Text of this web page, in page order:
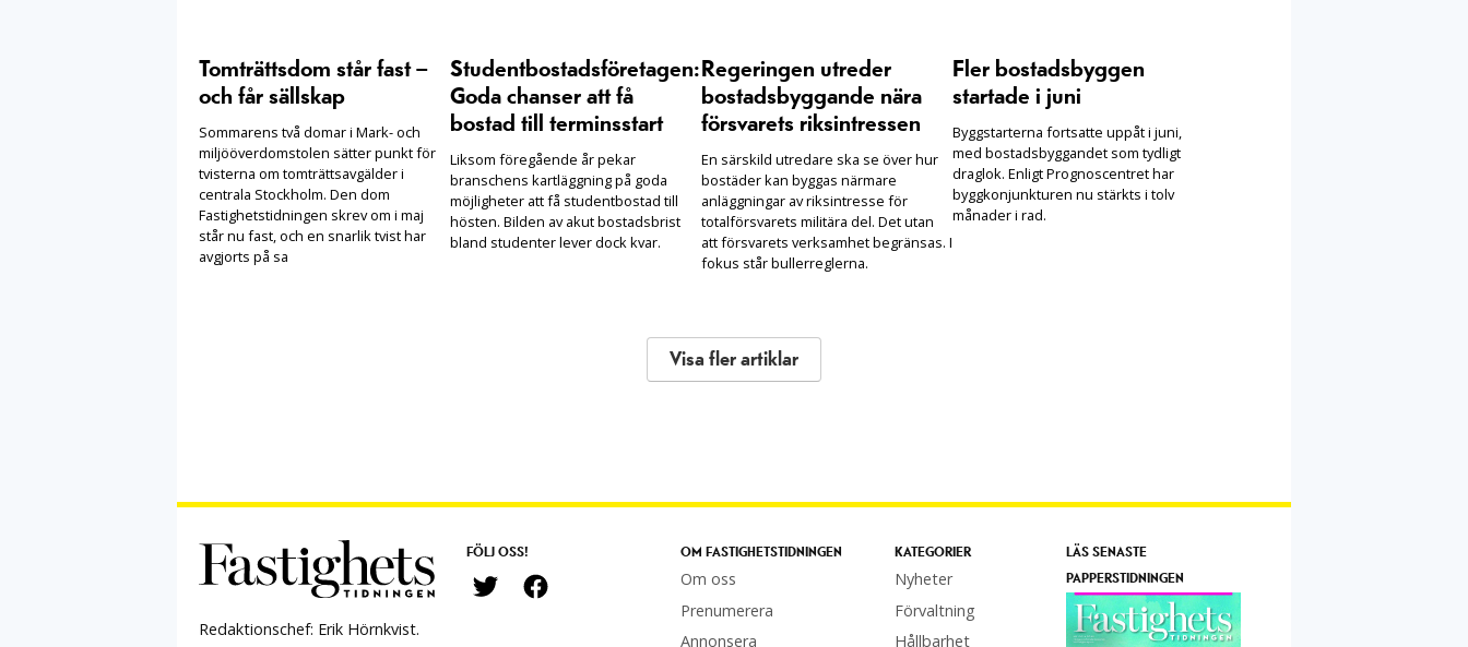
Tomträttsdom står fast –
och får sällskap
Sommarens två domar i Mark- och
miljööverdomstolen sätter punkt för
tvisterna om tomträttsavgälder i
centrala Stockholm. Den dom
Fastighetstidningen skrev om i maj
står nu fast, och en snarlik tvist har
avgjorts på sa
Studentbostadsföretagen:
Goda chanser att få
bostad till terminsstart
Liksom föregående år pekar
branschens kartläggning på goda
möjligheter att få studentbostad till
hösten. Bilden av akut bostadsbrist
bland studenter lever dock kvar.
Regeringen utreder
bostadsbyggande nära
försvarets riksintressen
En särskild utredare ska se över hur
bostäder kan byggas närmare
anläggningar av riksintresse för
totalförsvarets militära del. Det utan
att försvarets verksamhet begränsas. I
fokus står bullerreglerna.
Fler bostadsbyggen
startade i juni
Byggstarterna fortsatte uppåt i juni,
med bostadsbyggandet som tydligt
draglok. Enligt Prognoscentret har
byggkonjunkturen nu stärkts i tolv
månader i rad.
Visa fler artiklar
Redaktionschef: Erik Hörnkvist.
FÖLJ OSS! OM FASTIGHETSTIDNINGEN
Om oss
Prenumerera
Annonsera
KATEGORIER
Nyheter
Förvaltning
Hållbarhet
LÄS SENASTE
PAPPERSTIDNINGEN